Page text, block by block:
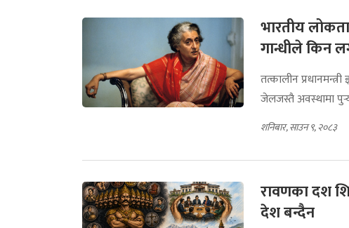
भारतीय
गान्धीले किन
तत्कालीन
जेलजस्तै अवस्थामा
शनिबार, साउन ९, २०८३
रावणका दश
देश बन्दैन